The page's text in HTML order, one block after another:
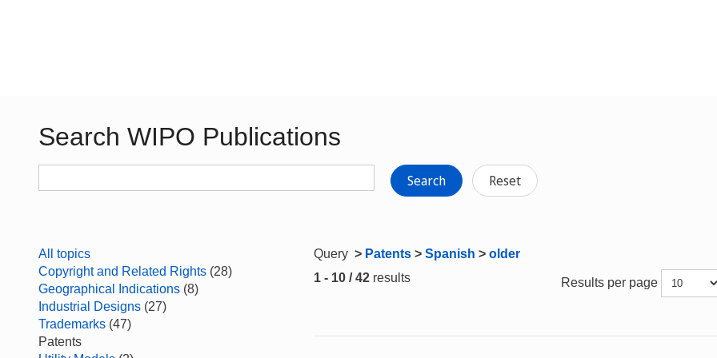
Search WIPO Publications
Search Reset
All topics
Copyright and Related Rights (28)
Geographical Indications (8)
Industrial Designs (27)
Trademarks (47)
Patents
Query > Patents > Spanish > older
1 - 10 / 42 results Results per page